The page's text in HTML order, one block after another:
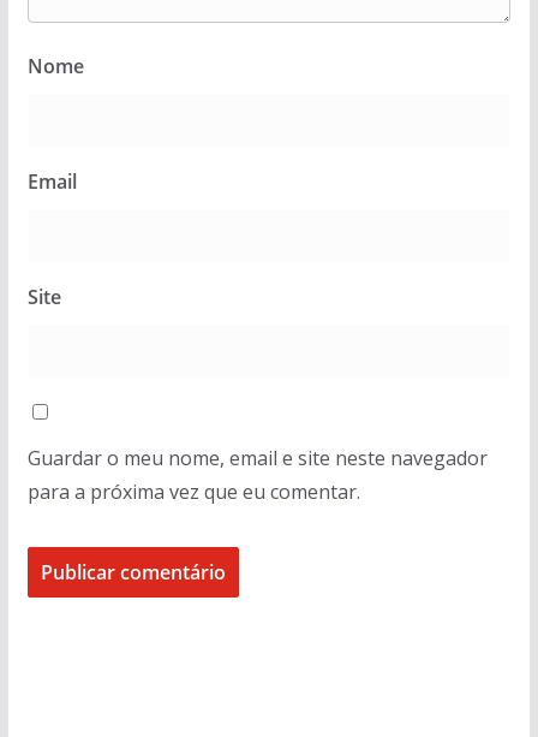
Nome
Email
Site
Guardar o meu nome, email e site neste navegador
para a próxima vez que eu comentar.